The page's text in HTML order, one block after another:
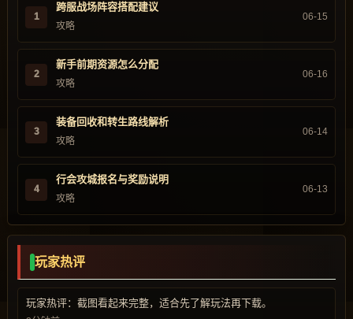
1
跨服战场阵容搭配建议
攻略
06-15
2
新手前期资源怎么分配
攻略
06-16
3
装备回收和转生路线解析
攻略
06-14
4
行会攻城报名与奖励说明
攻略
06-13
玩家热评
玩家热评：截图看起来完整，适合先了解玩法再下载。